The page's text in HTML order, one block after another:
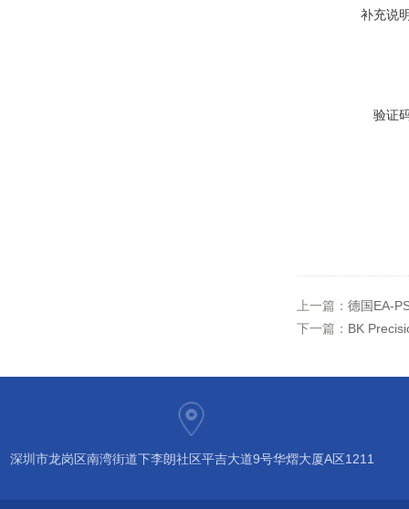
补充说
验证
上一篇： 德国EA-
下一篇： BK
深圳市龙岗区南湾街道下李朗社区平吉大道9号华熠大厦A区1211